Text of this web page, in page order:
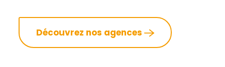
Découvrez nos agences